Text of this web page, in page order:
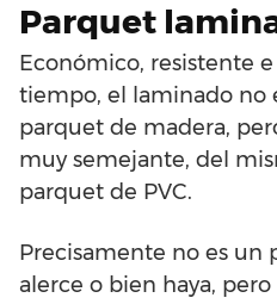
Parquet
Económico, resistente
tiempo, el laminado no
parquet de madera,
muy semejante, del
parquet de PVC.
Precisamente no es un
alerce o bien haya, pero